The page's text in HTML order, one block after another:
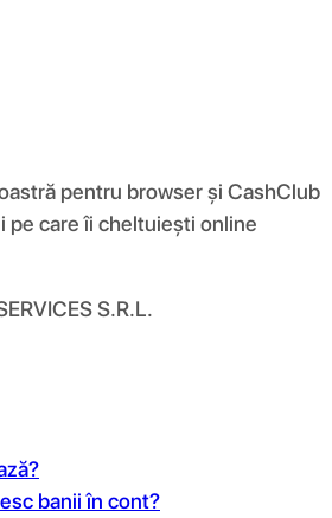
pentru browser și CashClub
pe care îi cheltuiești online
S.R.L.
banii în cont?